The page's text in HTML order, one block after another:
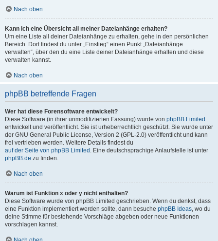
Nach oben
Kann ich eine Übersicht all meiner Dateianhänge erhalten?
Um eine Liste all deiner Dateianhänge zu erhalten, gehe in den persönlichen
Bereich. Dort findest du unter „Einstieg“ einen Punkt „Dateianhänge
verwalten“, über den du eine Liste deiner Dateianhänge erhalten und diese
verwalten kannst.
Nach oben
phpBB betreffende Fragen
Wer hat diese Forensoftware entwickelt?
Diese Software (in ihrer unmodifizierten Fassung) wurde von phpBB Limited
entwickelt und veröffentlicht. Sie ist urheberrechtlich geschützt. Sie wurde unter
der GNU General Public License, Version 2 (GPL-2.0) veröffentlicht und kann
frei vertrieben werden. Weitere Details findest du
auf der Seite von phpBB Limited . Eine deutschsprachige Anlaufstelle ist unter
phpBB.de zu finden.
Nach oben
Warum ist Funktion x oder y nicht enthalten?
Diese Software wurde von phpBB Limited geschrieben. Wenn du denkst, dass
eine Funktion implementiert werden sollte, dann besuche phpBB Ideas, wo du
deine Stimme für bestehende Vorschläge abgeben oder neue Funktionen
vorschlagen kannst.